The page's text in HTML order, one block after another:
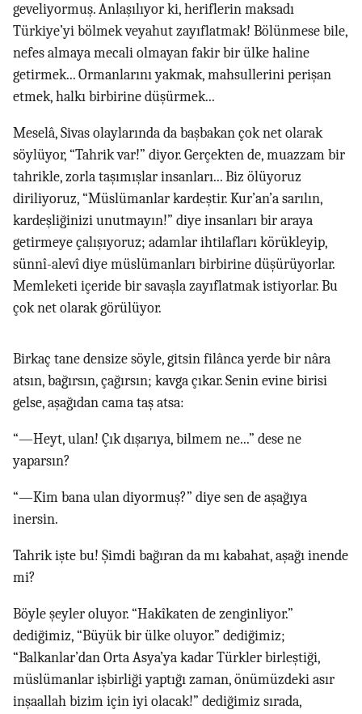
geveliyormuş. Anlaşılıyor ki, heriflerin maksadı
Türkiye’yi bölmek veyahut zayıflatmak! Bölünmese bile,
nefes almaya mecali olmayan fakir bir ülke haline
getirmek... Ormanlarını yakmak, mahsullerini perişan
etmek, halkı birbirine düşürmek...
Meselâ, Sivas olaylarında da başbakan çok net olarak
söylüyor, “Tahrik var!” diyor. Gerçekten de, muazzam bir
tahrikle, zorla taşımışlar insanları... Biz ölüyoruz
diriliyoruz, “Müslümanlar kardeştir. Kur’an’a sarılın,
kardeşliğinizi unutmayın!” diye insanları bir araya
getirmeye çalışıyoruz; adamlar ihtilafları körükleyip,
sünnî-alevî diye müslümanları birbirine düşürüyorlar.
Memleketi içeride bir savaşla zayıflatmak istiyorlar. Bu
çok net olarak görülüyor.
Birkaç tane densize söyle, gitsin filânca yerde bir nâra
atsın, bağırsın, çağırsın; kavga çıkar. Senin evine birisi
gelse, aşağıdan cama taş atsa:
“—Heyt, ulan! Çık dışarıya, bilmem ne...” dese ne
yaparsın?
“—Kim bana ulan diyormuş?” diye sen de aşağıya
inersin.
Tahrik işte bu! Şimdi bağıran da mı kabahat, aşağı inende
mi?
Böyle şeyler oluyor. “Hakîkaten de zenginliyor.”
dediğimiz, “Büyük bir ülke oluyor.” dediğimiz;
“Balkanlar’dan Orta Asya’ya kadar Türkler birleştiği,
müslümanlar işbirliği yaptığı zaman, önümüzdeki asır
inşaallah bizim için iyi olacak!” dediğimiz sırada,